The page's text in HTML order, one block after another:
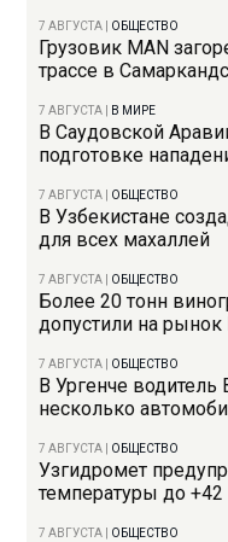
7 АВГУСТА ОБЩЕСТВО
Грузовик MAN
трассе в
7 АВГУСТА В МИРЕ
В Саудовской
подготовке
7 АВГУСТА ОБЩЕСТВО
В Узбекистане
для всех махаллей
7 АВГУСТА ОБЩЕСТВО
Более 20 тонн
допустили на рынок
7 АВГУСТА ОБЩЕСТВО
В Ургенче водитель
несколько
7 АВГУСТА ОБЩЕСТВО
Узгидромет
температуры до
7 АВГУСТА ОБЩЕСТВО